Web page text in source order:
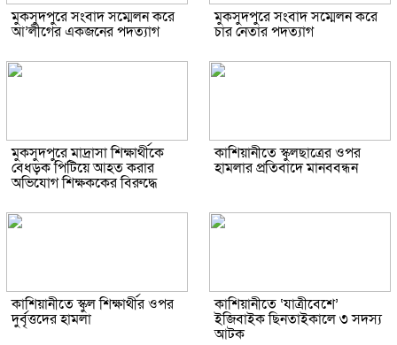
মুকসুদপুরে সংবাদ সম্মেলন করে
আ’লীগের একজনের পদত্যাগ
মুকসুদপুরে সংবাদ সম্মেলন করে
চার নেতার পদত্যাগ
মুকসুদপুরে মাদ্রাসা শিক্ষার্থীকে
বেধড়ক পিটিয়ে আহত করার
অভিযোগ শিক্ষককের বিরুদ্ধে
কাশিয়ানীতে স্কুলছাত্রের ওপর
হামলার প্রতিবাদে মানববন্ধন
কাশিয়ানীতে স্কুল শিক্ষার্থীর ওপর
দুর্বৃত্তদের হামলা
কাশিয়ানীতে ‘যাত্রীবেশে’
ইজিবাইক ছিনতাইকালে ৩ সদস্য
আটক